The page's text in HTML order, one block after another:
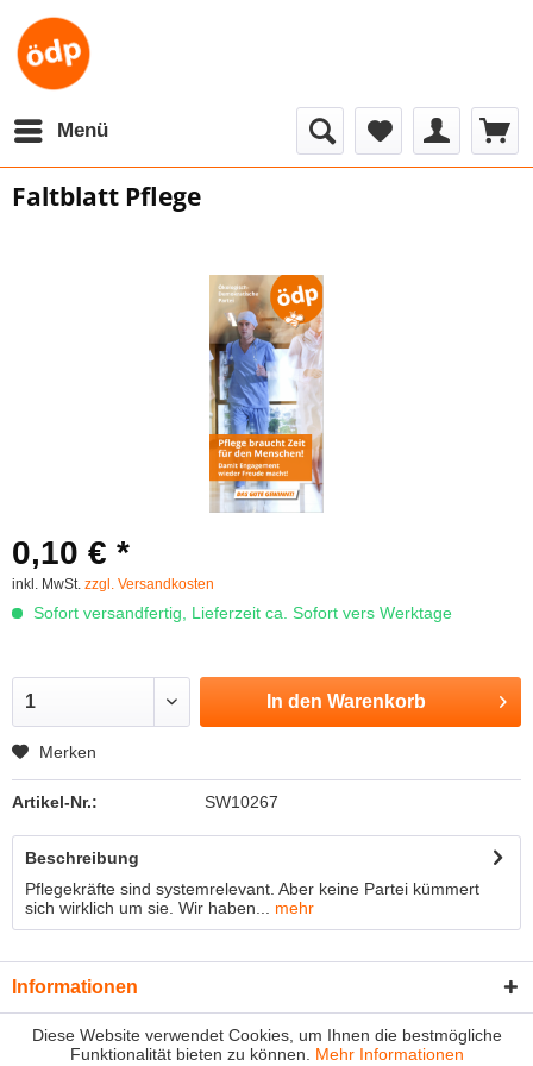
Menü
Faltblatt Pflege
0,10 € *
inkl. MwSt. zzgl. Versandkosten
Sofort versandfertig, Lieferzeit ca. Sofort vers Werktage
In den Warenkorb
Merken
Artikel-Nr.: SW10267
Beschreibung
Pflegekräfte sind systemrelevant. Aber keine Partei kümmert
sich wirklich um sie. Wir haben...
mehr
Informationen
Diese Website verwendet Cookies, um Ihnen die bestmögliche
Funktionalität bieten zu können. Mehr Informationen